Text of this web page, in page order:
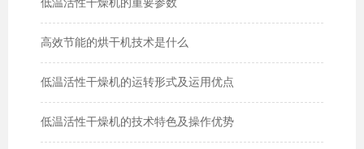
低温活性干燥机的重要参数
高效节能的烘干机技术是什么
低温活性干燥机的运转形式及运用优点
低温活性干燥机的技术特色及操作优势